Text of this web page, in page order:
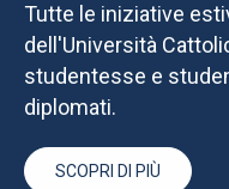
Facoltà e
Tutte le iniziative
dell'Università
studentesse e
diplomati.
SCOPRI DI PIÙ